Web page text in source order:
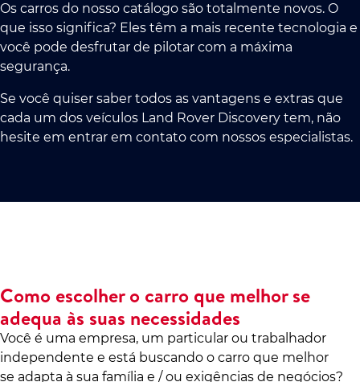
Os carros do nosso catálogo são totalmente novos. O
que isso significa? Eles têm a mais recente tecnologia e
você pode desfrutar de pilotar com a máxima
segurança.
Se você quiser saber todos as vantagens e extras que
cada um dos veículos Land Rover Discovery tem, não
hesite em entrar em contato com nossos especialistas.
Como escolher o carro que melhor se
adequa às suas necessidades
Você é uma empresa, um particular ou trabalhador
independente e está buscando o carro que melhor
se adapta à sua família e / ou exigências de negócios?